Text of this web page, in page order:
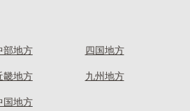
部地方
畿地方
国地方
四国地方
九州地方